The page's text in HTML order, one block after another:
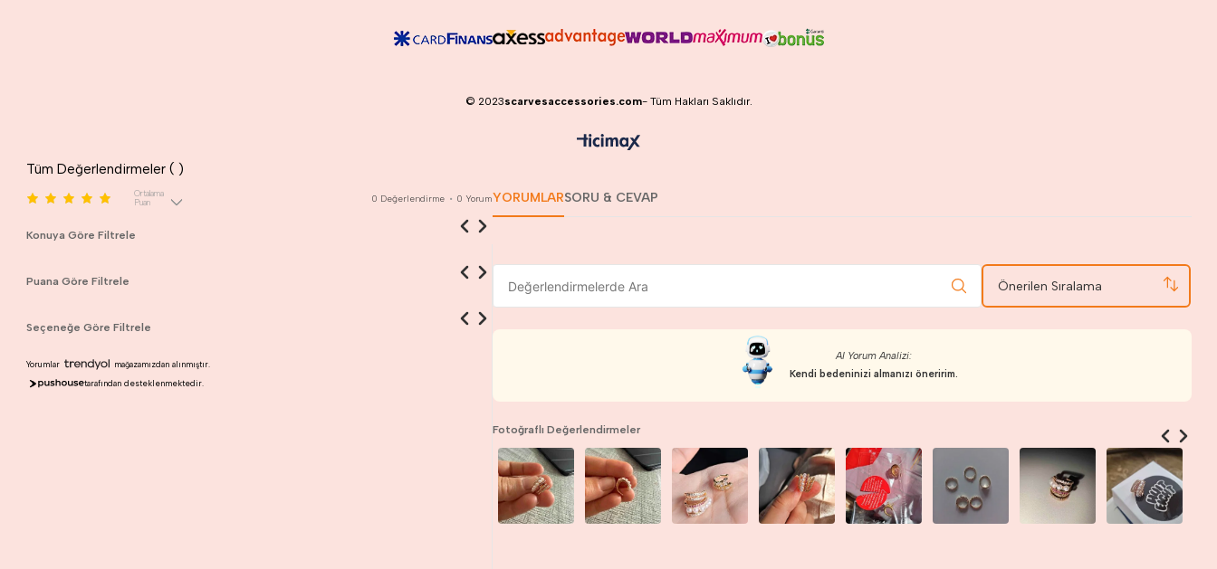
© 2023scarvesaccessories.com- Tüm Hakları Saklıdır.
Tüm Değerlendirmeler ( )
Ortalama
Puan
0 Değerlendirme • 0 Yorum
Konuya Göre Filtrele
Puana Göre Filtrele
Seçeneğe Göre Filtrele
Yorumlar
mağazamızdan alınmıştır.
tarafından desteklenmektedir.
YORUMLARSORU & CEVAP
Önerilen Sıralama
AI Yorum Analizi:
Kendi bedeninizi almanızı öneririm.
Fotoğraflı Değerlendirmeler